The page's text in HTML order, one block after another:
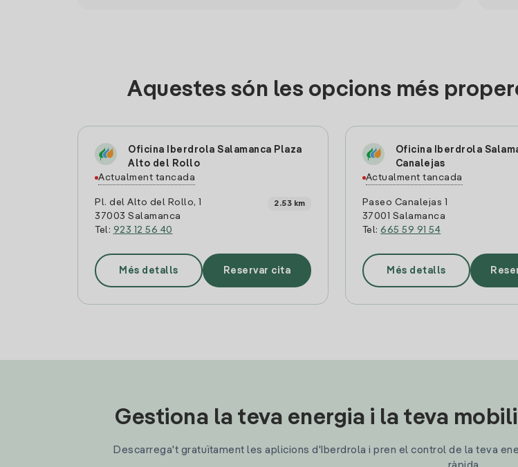
Aquestes són les opcions més
Oficina Iberdrola Salamanca Plaza
Alto del Rollo
Actualment tancada
Pl. del Alto del Rollo, 1
37003 Salamanca
Tel: 923 12 56 40
2.53 km
Més detalls Reservar cita
Oficina Iberdrola
Canalejas
Actualment tancada
Paseo Canalejas 1
37001 Salamanca
Tel:665 59 91 54
Més detalls
Gestiona la teva energia i la teva
Descarrega't gratuïtament les aplicions d'Iberdrola i pren el control de la teva